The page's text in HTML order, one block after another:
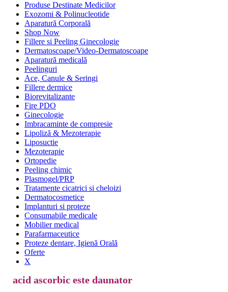
Produse Destinate Medicilor
Exozomi & Polinucleotide
Aparatură Corporală
Shop Now
Fillere si Peeling Ginecologie
Dermatoscoape/Video-Dermatoscoape
Aparatură medicală
Peelinguri
Ace, Canule & Seringi
Fillere dermice
Biorevitalizante
Fire PDO
Ginecologie
Imbracaminte de compresie
Lipoliză & Mezoterapie
Liposuctie
Mezoterapie
Ortopedie
Peeling chimic
Plasmogel/PRP
Tratamente cicatrici si cheloizi
Dermatocosmetice
Implanturi si proteze
Consumabile medicale
Mobilier medical
Parafarmaceutice
Proteze dentare, Igienă Orală
Oferte
X
acid ascorbic este daunator